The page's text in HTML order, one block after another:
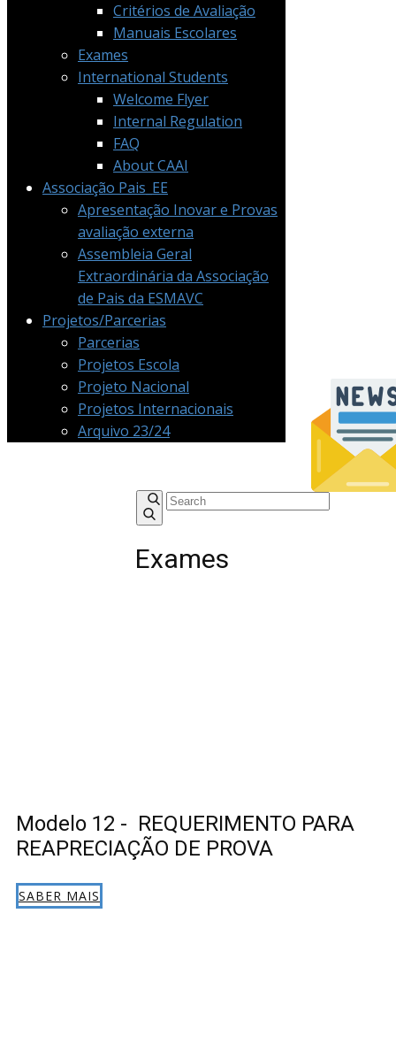
Critérios de Avaliação
Manuais Escolares
Exames
International Students
Welcome Flyer
Internal Regulation
FAQ
About CAAI
Associação Pais_EE
Apresentação Inovar e Provas
avaliação externa
Assembleia Geral
Extraordinária da Associação
de Pais da ESMAVC
Projetos/Parcerias
Parcerias
Projetos Escola
Projeto Nacional
Projetos Internacionais
Arquivo 23/24
Exames
Modelo 12 - REQUERIMENTO PARA
REAPRECIAÇÃO DE PROVA
SABER MAIS